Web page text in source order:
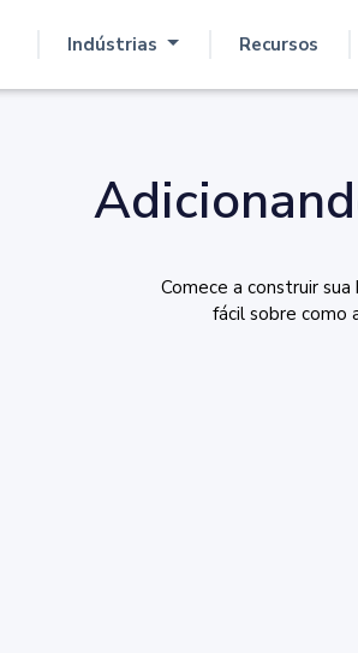
Indústrias Recursos
Comece a construir
fácil sobre como